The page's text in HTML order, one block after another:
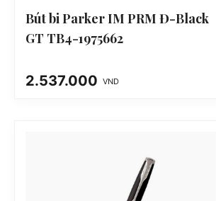
Bút bi Parker IM PRM Đ-Black
GT TB4-1975662
2.537.000 VND